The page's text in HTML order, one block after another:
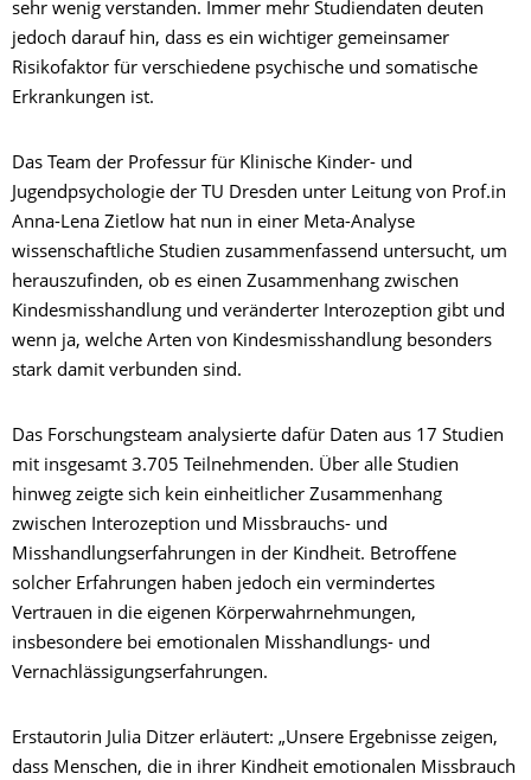
sehr wenig verstanden. Immer mehr Studiendaten deuten
jedoch darauf hin, dass es ein wichtiger gemeinsamer
Risikofaktor für verschiedene psychische und somatische
Erkrankungen ist.
Das Team der Professur für Klinische Kinder- und
Jugendpsychologie der TU Dresden unter Leitung von Prof.in
Anna-Lena Zietlow hat nun in einer Meta-Analyse
wissenschaftliche Studien zusammenfassend untersucht, um
herauszufinden, ob es einen Zusammenhang zwischen
Kindesmisshandlung und veränderter Interozeption gibt und
wenn ja, welche Arten von Kindesmisshandlung besonders
stark damit verbunden sind.
Das Forschungsteam analysierte dafür Daten aus 17 Studien
mit insgesamt 3.705 Teilnehmenden. Über alle Studien
hinweg zeigte sich kein einheitlicher Zusammenhang
zwischen Interozeption und Missbrauchs- und
Misshandlungserfahrungen in der Kindheit. Betroffene
solcher Erfahrungen haben jedoch ein vermindertes
Vertrauen in die eigenen Körperwahrnehmungen,
insbesondere bei emotionalen Misshandlungs- und
Vernachlässigungserfahrungen.
Erstautorin Julia Ditzer erläutert: „Unsere Ergebnisse zeigen,
dass Menschen, die in ihrer Kindheit emotionalen Missbrauch